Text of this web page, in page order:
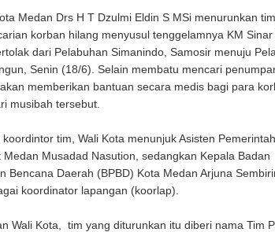
Medan Drs H T Dzulmi Eldin S MSi menurunkan
korban hilang menyusul tenggelamnya KM Sinar
dari Pelabuhan Simanindo, Samosir menuju
Senin (18/6). Selain membatu mencari
memberikan bantuan secara medis bagi para
musibah tersebut.
tim, Wali Kota menunjuk Asisten
Medan Musadad Nasution, sedangkan Kepala Badan
Bencana Daerah (BPBD) Kota Medan Arjuna
koordinator lapangan (koorlap).
Kota, tim yang diturunkan itu diberi nama Tim